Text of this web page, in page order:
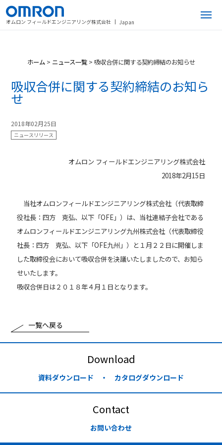
オムロン フィールドエンジニアリング株式会社 Japan
ホーム > ニュース一覧 > 吸収合併に関する契約締結のお知らせ
吸収合併に関する契約締結のお知ら
せ
2018年02月25日
ニュースリリース
オムロン フィールドエンジニアリング株式会社
2018年2月15日
当社オムロンフィールドエンジニアリング株式会社（代表取締
役社長：四方 克弘、以下「OFE」）は、当社連結子会社である
オムロンフィールドエンジニアリング九州株式会社（代表取締役
社長：四方 克弘、以下「OFE九州」）と１月２２日に開催しま
した取締役会において吸収合併を決議いたしましたので、お知ら
せいたします。
吸収合併日は２０１８年４月１日となります。
一覧へ戻る
Download
資料ダウンロード ・ カタログダウンロード
Contact
お問い合わせ